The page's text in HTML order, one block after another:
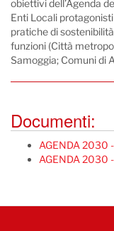
obiettivi dell’Agenda
Enti Locali
pratiche di
funzioni (Città
Samoggia; Comuni di
Documenti:
AGENDA 2030
AGENDA 2030